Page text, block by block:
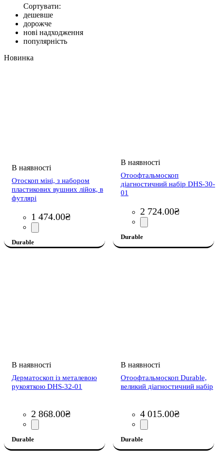
Сортувати:
дешевше
дорожче
нові надходження
популярність
Новинка
Отоскоп міні, з набором
пластикових вушних лійок, в
футлярі
1 474.00₴
Durable
Отоофтальмоскоп
діагностичний набір DHS-30-
01
2 724.00₴
Durable
Дерматоскоп із металевою
рукояткою DHS-32-01
2 868.00₴
Durable
Отоофтальмоскоп Durable,
великий діагностичний набір
4 015.00₴
Durable